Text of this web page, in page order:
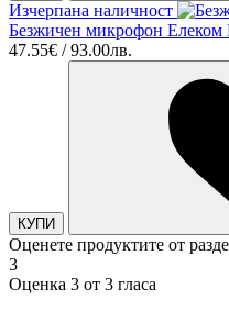
Изчерпана наличност
Безжичен микрофон Елеком
47.55€ / 93.00лв.
КУПИ
Оценете продуктите от
3
Оценка 3 от 3 гласа